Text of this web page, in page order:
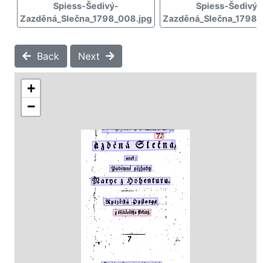
Spiess-Šedivý-
Zazděná_Slečna_1798_008.jpg
Spiess-Šedivý-
Back Next
+
−